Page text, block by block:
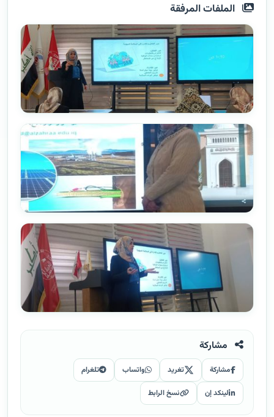
الملفات المرفقة
مشاركة
مشاركة تغريد واتساب تلغرام
لينكد إن نسخ الرابط